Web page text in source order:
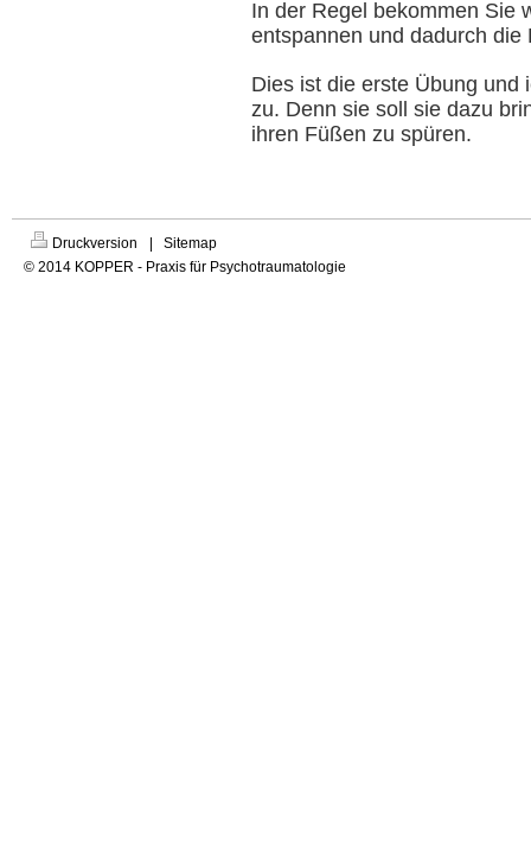
In der Regel bekommen Sie
entspannen und dadurch die
Dies ist die erste Übung und
zu. Denn sie soll sie dazu
ihren Füßen zu spüren.
Druckversion
Sitemap
© 2014 KOPPER - Praxis für Psychotraumatologie